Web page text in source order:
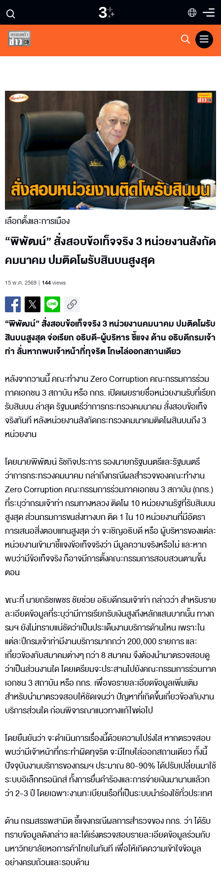
เลือกตั้งและการเมือง
“พิพัฒน์” สั่งสอบข้อเท็จจริง 3 หน่วยงานสังกัด
คมนาคม ปมติดโผรับสินบนสูงสุด
15 พ.ค. 2569 144views
“พิพัฒน์” สั่งสอบข้อเท็จจริง 3 หน่วยงานคมนาคม ปมติดโผรับ
สินบนสูงสุด จ่อเรียก อธิบดี-ผู้บริหาร ชี้แจง ด้าน อธิบดีกรมเจ้า
ท่า ลั่นหากพบเจ้าหน้าที่ทุจริต โทษไล่ออกสถานเดียว
หลังจากวานนี้ คณะทำงาน Zero Corruption คณะกรรมการร่วม
ภาคเอกชน 3 สถาบัน หรือ กกร. เปิดเผยรายชื่อหน่วยงานรับที่เรียก
รับสินบน ล่าสุด รัฐมนตรีว่าการกระทรวงคมนาคม สั่งสอบข้อเท็จ
จริงทันที หลังหน่วยงานสังกัดกระทรวงคมนาคมติดโผสินบนถึง 3
หน่วยงาน
โดยนายพิพัฒน์ รัชกิจประการ รองนายกรัฐมนตรีและรัฐมนตรี
ว่าการกระทรวงคมนาคม กล่าถึงกรณีผลสำรวจของคณะทำงาน
Zero Corruption คณะกรรมการร่วมภาคเอกชน 3 สถาบัน (กกร.)
ที่ระบุว่ากรมเจ้าท่า กรมทางหลวง ติดโผ 10 หน่วยงานรัฐที่รับสินบน
สูงสุด ส่วนกรมการขนส่งทางบก ติด 1 ใน 10 หน่วยงานที่มีอัตรา
การเสนอสิ่งตอบแทนสูงสุด ว่า จะเชิญอธิบดี หรือ ผู้บริหารของแต่ละ
หน่วยงานเข้ามาชี้แจงข้อเท็จจริงว่า มีมูลความจริงหรือไม่ และหาก
พบว่ามีข้อเท็จจริง ก็อาจมีการตั้งคณะกรรมการสอบสวนตามขั้น
ตอน
ขณะที่ นายกริชเพชร ชัยช่วย อธิบดีกรมเจ้าท่า กล่าวว่า สำหรับราย
ละเอียดข้อมูลที่ระบุว่ามีการเรียกรับเงินสูงถึงหลักแสนบาทนั้น ทางก
รมฯ ยังไม่ทราบแน่ชัดว่าเป็นประเด็นงานบริการด้านไหน เพราะใน
แต่ละปีกรมเจ้าท่ามีงานบริการมากกว่า 200,000 รายการ และ
เกี่ยวข้องกับสมาคมต่างๆ กว่า 8 สมาคม จึงต้องนำมาตรวจสอบดู
ว่าเป็นส่วนงานใด โดยเตรียมจะประสานไปยังคณะกรรมการร่วมภาค
เอกชน 3 สถาบัน หรือ กกร. เพื่อขอรายละเอียดข้อมูลเพิ่มเติม
สำหรับนำมาตรวจสอบให้ชัดเจนว่า ปัญหาที่เกิดขึ้นเกี่ยวข้องกับงาน
บริการส่วนใด ก่อนพิจารณาแนวทางแก้ไขต่อไป
โดยยืนยันว่า จะดำเนินการเรื่องนี้ด้วยความโปร่งใส หากตรวจสอบ
พบว่ามีเจ้าหน้าที่กระทำผิดทุจริต จะมีโทษไล่ออกสถานเดียว ทั้งนี้
ปัจจุบันงานบริการของกรมฯ ประมาณ 80-90% ได้ปรับเปลี่ยนมาใช้
ระบบอิเล็กทรอนิกส์ ทั้งการยื่นคำร้องและการจ่ายเงินมานานแล้วก
ว่า 2-3 ปี โดยเฉพาะงานทะเบียนเรือที่เป็นระบบนำร่องใช้ทั่วประเทศ
ด้าน กรมสรรพสามิต ชี้แจงกรณีผลการสำรวจของ กกร. ว่า ได้รับ
ทราบข้อมูลดังกล่าว และได้เร่งตรวจสอบรายละเอียดข้อมูลร่วมกับ
มหาวิทยาลัยหอการค้าไทยในทันที เพื่อให้เกิดความเข้าใจข้อมูล
อย่างครบถ้วนและรอบด้าน